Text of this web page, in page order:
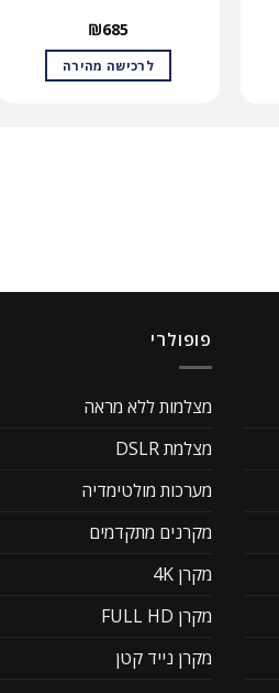
₪685
לרכישה מהירה
פופולרי
מצלמות ללא מראה
מצלמת DSLR
מערכות מולטימדיה
מקרנים מתקדמים
מקרן 4K
מקרן FULL HD
מקרן נייד קטן